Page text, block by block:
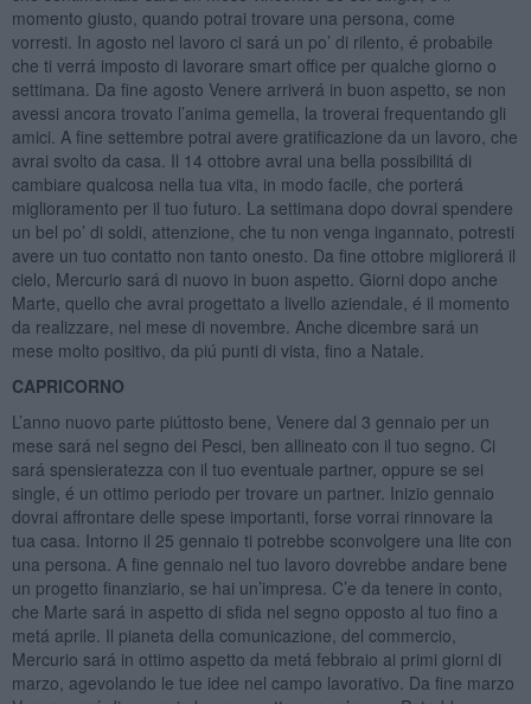
momento giusto, quando potrai trovare una persona, come
vorresti. In agosto nel lavoro ci sará un po’ di rilento, é probabile
che ti verrá imposto di lavorare smart office per qualche giorno o
settimana. Da fine agosto Venere arriverá in buon aspetto, se non
avessi ancora trovato l’anima gemella, la troverai frequentando gli
amici. A fine settembre potrai avere gratificazione da un lavoro, che
avrai svolto da casa. Il 14 ottobre avrai una bella possibilitá di
cambiare qualcosa nella tua vita, in modo facile, che porterá
miglioramento per il tuo futuro. La settimana dopo dovrai spendere
un bel po’ di soldi, attenzione, che tu non venga ingannato, potresti
avere un tuo contatto non tanto onesto. Da fine ottobre migliorerá il
cielo, Mercurio sará di nuovo in buon aspetto. Giorni dopo anche
Marte, quello che avrai progettato a livello aziendale, é il momento
da realizzare, nel mese di novembre. Anche dicembre sará un
mese molto positivo, da piú punti di vista, fino a Natale.
CAPRICORNO
L’anno nuovo parte piúttosto bene, Venere dal 3 gennaio per un
mese sará nel segno dei Pesci, ben allineato con il tuo segno. Ci
sará spensieratezza con il tuo eventuale partner, oppure se sei
single, é un ottimo periodo per trovare un partner. Inizio gennaio
dovrai affrontare delle spese importanti, forse vorrai rinnovare la
tua casa. Intorno il 25 gennaio ti potrebbe sconvolgere una lite con
una persona. A fine gennaio nel tuo lavoro dovrebbe andare bene
un progetto finanziario, se hai un’impresa. C’e da tenere in conto,
che Marte sará in aspetto di sfida nel segno opposto al tuo fino a
metá aprile. Il pianeta della comunicazione, del commercio,
Mercurio sará in ottimo aspetto da metá febbraio ai primi giorni di
marzo, agevolando le tue idee nel campo lavorativo. Da fine marzo